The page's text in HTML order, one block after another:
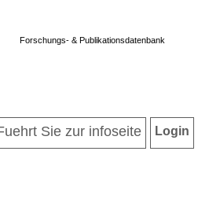
Forschungs- & Publikationsdatenbank
Login